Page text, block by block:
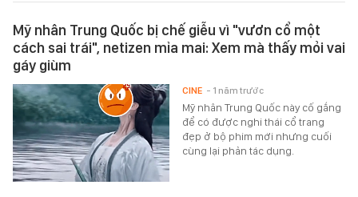
Mỹ nhân Trung Quốc bị chế giễu vì "vươn cổ một
cách sai trái", netizen mỉa mai: Xem mà thấy mỏi vai
gáy giùm
Mỹ nhân Trung Quốc này cố gắng
để có được nghi thái cổ trang
đẹp ở bộ phim mới nhưng cuối
cùng lại phản tác dụng.
CINE - 1 năm trước